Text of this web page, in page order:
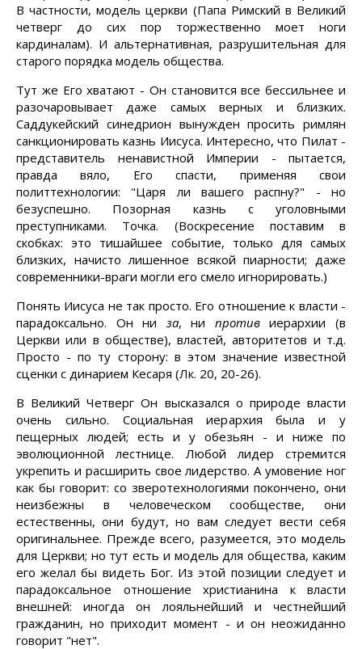
В частности, модель церкви (Папа Римский в Великий
четверг до сих пор торжественно моет ноги
кардиналам). И альтернативная, разрушительная для
старого порядка модель общества.
Тут же Его хватают - Он становится все бессильнее и
разочаровывает даже самых верных и близких.
Саддукейский синедрион вынужден просить римлян
санкционировать казнь Иисуса. Интересно, что Пилат -
представитель ненавистной Империи - пытается,
правда вяло, Его спасти, применяя свои
политтехнологии: "Царя ли вашего распну?" - но
безуспешно. Позорная казнь с уголовными
преступниками. Точка. (Воскресение поставим в
скобках: это тишайшее событие, только для самых
близких, начисто лишенное всякой пиарности; даже
современники-враги могли его смело игнорировать.)
Понять Иисуса не так просто. Его отношение к власти -
парадоксально. Он ни за, ни противиерархии (в
Церкви или в обществе), властей, авторитетов и т.д.
Просто - по ту сторону: в этом значение известной
сценки с динарием Кесаря (Лк. 20, 20-26).
В Великий Четверг Он высказался о природе власти
очень сильно. Социальная иерархия была и у
пещерных людей; есть и у обезьян - и ниже по
эволюционной лестнице. Любой лидер стремится
укрепить и расширить свое лидерство. А умовение ног
как бы говорит: со зверотехнологиями покончено, они
неизбежны в человеческом сообществе, они
естественны, они будут, но вам следует вести себя
оригинальнее. Прежде всего, разумеется, это модель
для Церкви; но тут есть и модель для общества, каким
его желал бы видеть Бог. Из этой позиции следует и
парадоксальное отношение христианина к власти
внешней: иногда он лояльнейший и честнейший
гражданин, но приходит момент - и он неожиданно
говорит "нет".